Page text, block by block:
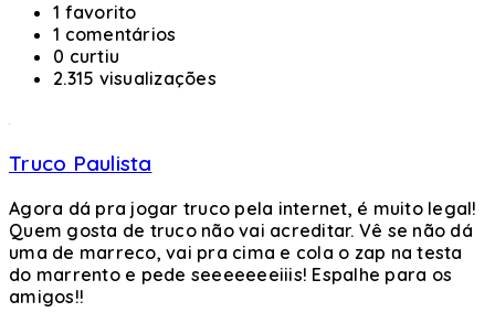
1 favorito
1 comentários
0 curtiu
2.315 visualizações
Truco Paulista
Agora dá pra jogar truco pela internet, é muito legal!
Quem gosta de truco não vai acreditar. Vê se não dá
uma de marreco, vai pra cima e cola o zap na testa
do marrento e pede seeeeeeeiiis! Espalhe para os
amigos!!